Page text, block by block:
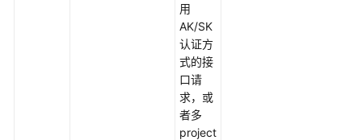
用
AK/SK
认证方
式的接
口请
求，或
者多
project